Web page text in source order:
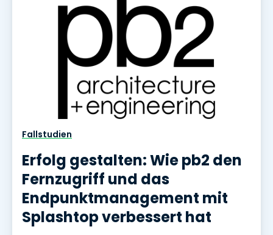
Fallstudien
Erfolg gestalten: Wie pb2 den
Fernzugriff und das
Endpunktmanagement mit
Splashtop verbessert hat